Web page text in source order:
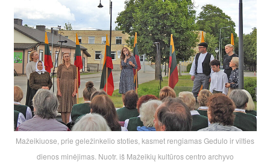
Mažeikiuose, prie geležinkelio stoties, kasmet rengiamas Gedulo ir vilties
dienos minėjimas. Nuotr. iš Mažeikių kultūros centro archyvo